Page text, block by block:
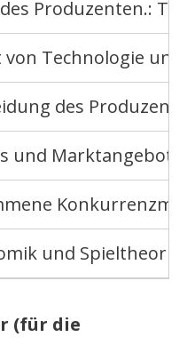
Produzenten.:
von Technologie
des
und Marktangebot
und Spieltheorie
(für die